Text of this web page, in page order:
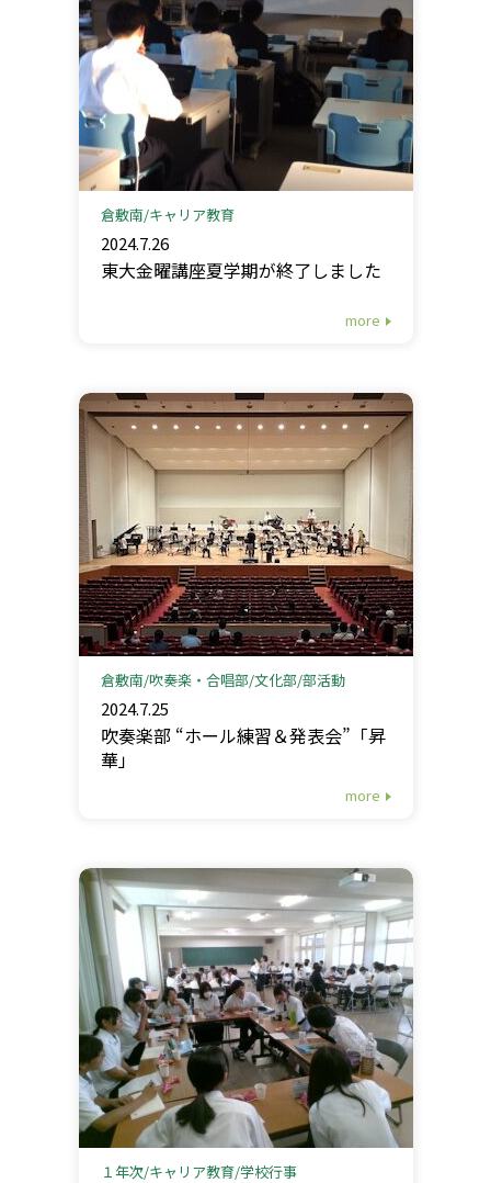
倉敷南 キャリア教育
2024.7.26
東大金曜講座夏学期が終了しました
more
倉敷南 吹奏楽・合唱部 文化部 部活動
2024.7.25
吹奏楽部 “ホール練習＆発表会”「昇
華」
more
１年次 キャリア教育 学校行事